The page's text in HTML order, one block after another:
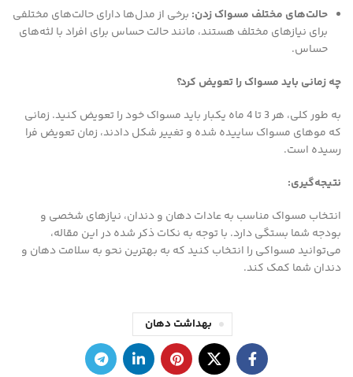
حالت‌های مختلف مسواک زدن: برخی از مدل‌ها دارای حالت‌های مختلفی
برای نیازهای مختلف هستند، مانند حالت حساس برای افراد با لثه‌های
حساس.
چه زمانی باید مسواک را تعویض کرد؟
به طور کلی، هر 3 تا 4 ماه یکبار باید مسواک خود را تعویض کنید. زمانی
که موهای مسواک ساییده شده و تغییر شکل دادند، زمان تعویض فرا
رسیده است.
نتیجه‌گیری:
انتخاب مسواک مناسب به عادات دهان و دندان، نیازهای شخصی و
بودجه شما بستگی دارد. با توجه به نکات ذکر شده در این مقاله،
می‌توانید مسواکی را انتخاب کنید که به بهترین نحو به سلامت دهان و
دندان شما کمک کند.
بهداشت دهان